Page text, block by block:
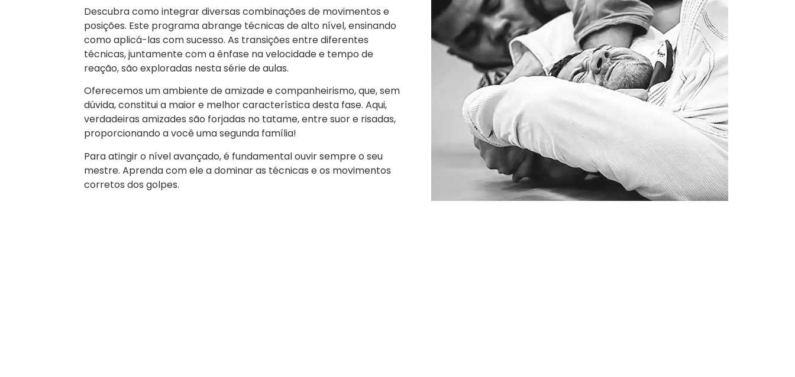
Descubra como integrar diversas combinações de movimentos e
posições. Este programa abrange técnicas de alto nível, ensinando
como aplicá-las com sucesso. As transições entre diferentes
técnicas, juntamente com a ênfase na velocidade e tempo de
reação, são exploradas nesta série de aulas.
Oferecemos um ambiente de amizade e companheirismo, que, sem
dúvida, constitui a maior e melhor característica desta fase. Aqui,
verdadeiras amizades são forjadas no tatame, entre suor e risadas,
proporcionando a você uma segunda família!
Para atingir o nível avançado, é fundamental ouvir sempre o seu
mestre. Aprenda com ele a dominar as técnicas e os movimentos
corretos dos golpes.